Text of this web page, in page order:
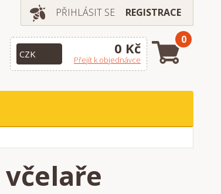
PŘIHLÁSIT SE REGISTRACE
0 Kč
Přejít k objednávce
0